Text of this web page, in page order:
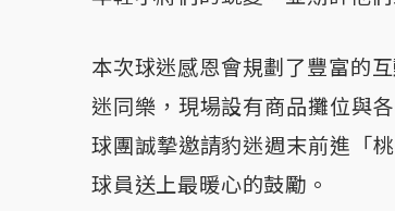
本次球迷感恩會規劃了豐富的
迷同樂，現場設有商品攤位與
球團誠摯邀請豹迷週末前進「
球員送上最暖心的鼓勵。